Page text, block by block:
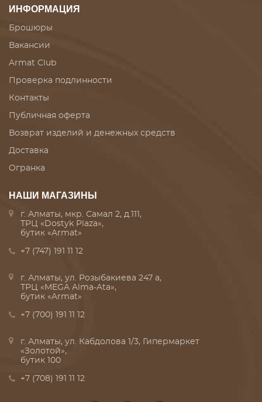
ИНФОРМАЦИЯ
Брошюры
Вакансии
Armat Club
Проверка подлинности
Контакты
Публичная оферта
Возврат изделий и денежных средств
Доставка
Огранка
НАШИ МАГАЗИНЫ
г. Алматы, мкр. Самал 2, д.111,
ТРЦ «Dostyk Plaza»,
бутик «Armat»
+7 (747) 191 11 12
г. Алматы, ул. Розыбакиева 247 а,
ТРЦ «MEGA Alma-Ata»,
бутик «Armat»
+7 (700) 191 11 12
г. Алматы, ул. Кабдолова 1/3, Гипермаркет
«Золотой»,
бутик 100
+7 (708) 191 11 12